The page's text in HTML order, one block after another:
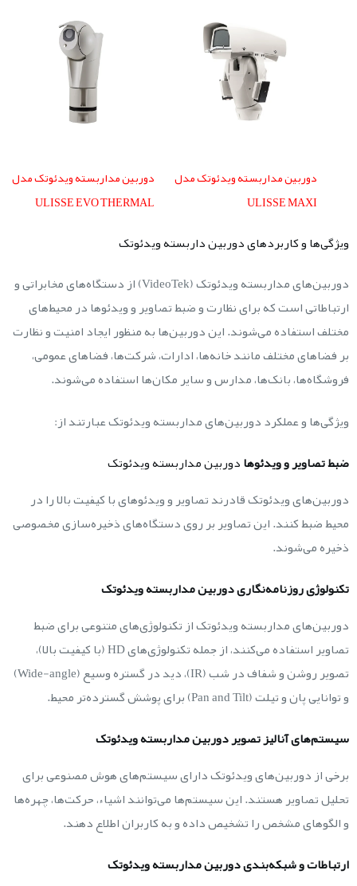
دوربین مداربسته ویدئوتک مدل
ULISSE MAXI
دوربین مداربسته ویدئوتک مدل
ULISSE EVO THERMAL
ویژگی‌ها و کاربردهای دوربین داربسته ویدئوتک
دوربین‌های مداربسته ویدئوتک (VideoTek) از دستگاه‌های مخابراتی و
ارتباطاتی است که برای نظارت و ضبط تصاویر و ویدئوها در محیط‌های
مختلف استفاده می‌شوند. این دوربین‌ها به منظور ایجاد امنیت و نظارت
بر فضاهای مختلف مانند خانه‌ها، ادارات، شرکت‌ها، فضاهای عمومی،
فروشگاه‌ها، بانک‌ها، مدارس و سایر مکان‌ها استفاده می‌شوند.
ویژگی‌ها و عملکرد دوربین‌های مداربسته ویدئوتک عبارتند از:
ضبط تصاویر و ویدئوهادوربین‌ مداربسته ویدئوتک
دوربین‌های ویدئوتک قادرند تصاویر و ویدئوهای با کیفیت بالا را در
محیط ضبط کنند. این تصاویر بر روی دستگاه‌های ذخیره‌سازی مخصوصی
ذخیره می‌شوند.
تکنولوژی روزنامه‌نگاری دوربین‌ مداربسته ویدئوتک
دوربین‌های مداربسته ویدئوتک از تکنولوژی‌های متنوعی برای ضبط
تصاویر استفاده می‌کنند، از جمله تکنولوژی‌های HD (با کیفیت بالا)،
تصویر روشن و شفاف در شب (IR)، دید در گستره وسیع (Wide-angle)
و توانایی پان و تیلت (Pan and Tilt) برای پوشش گسترده‌تر محیط.
سیستم‌های آنالیز تصویر دوربین‌ مداربسته ویدئوتک
برخی از دوربین‌های ویدئوتک دارای سیستم‌های هوش مصنوعی برای
تحلیل تصاویر هستند. این سیستم‌ها می‌توانند اشیاء، حرکت‌ها، چهره‌ها
و الگوهای مشخص را تشخیص داده و به کاربران اطلاع دهند.
ارتباطات و شبکه‌بندی دوربین‌ مداربسته ویدئوتک